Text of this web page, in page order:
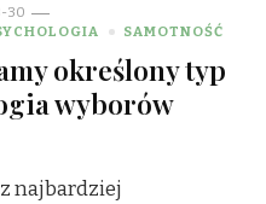
30
SAMOTNOŚĆ
określony typ
wyborów
najbardziej